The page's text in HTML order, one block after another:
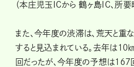
（本庄児玉ICから 鶴ヶ島IC、所
また、今年度の渋滞は、荒天と重
すると見込まれている。去年は
回だったが、今年度の予想は167